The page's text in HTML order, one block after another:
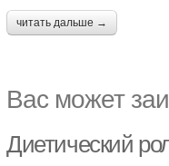
читать дальше →
Вас может
Диетический